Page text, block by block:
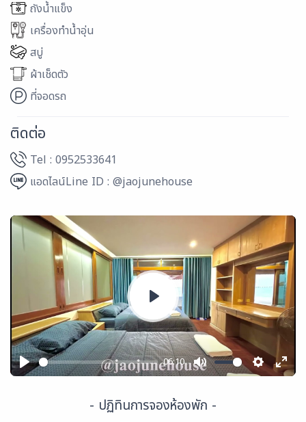
ถังน้ำแข็ง
เครื่องทำน้ำอุ่น
สบู่
ผ้าเช็ดตัว
ที่จอดรถ
ติดต่อ
Tel : 0952533641
แอดไลน์Line ID : @jaojunehouse
Play
06:10
Mute Settings
Play
- ปฏิทินการจองห้องพัก -